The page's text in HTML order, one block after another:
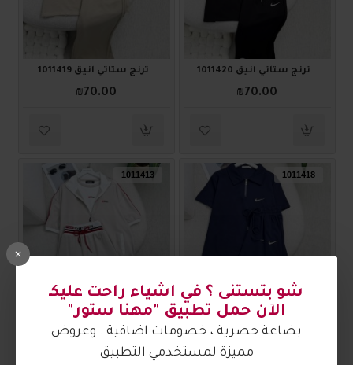
ترنج ستاتي أنيق 1011420
₪70.00
ترنج ستاتي أنيق 1011419
₪70.00
1011418
1011413
₪90.00